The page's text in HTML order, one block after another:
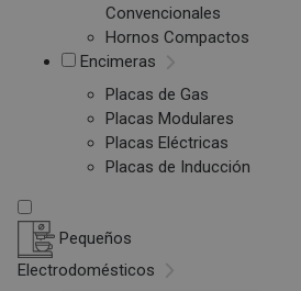
Convencionales
Hornos Compactos
Encimeras
Placas de Gas
Placas Modulares
Placas Eléctricas
Placas de Inducción
Pequeños
Electrodomésticos